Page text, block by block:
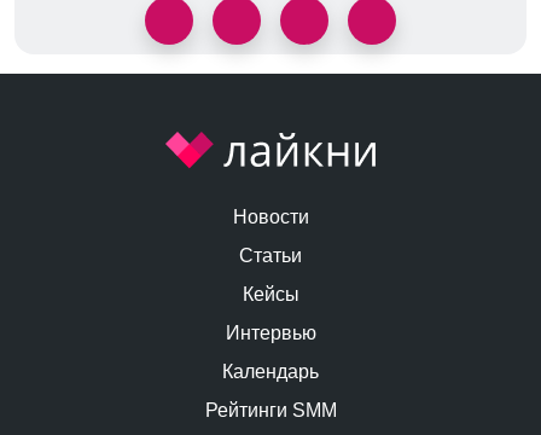
Новости
Статьи
Кейсы
Интервью
Календарь
Рейтинги SMM